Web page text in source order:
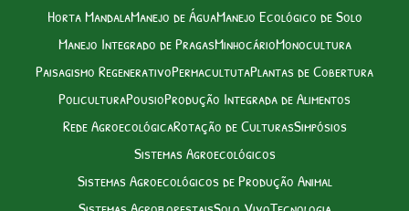
Horta MandalaManejo de ÁguaManejo Ecológico de Solo
Manejo Integrado de PragasMinhocárioMonocultura
Paisagismo RegenerativoPermacultutaPlantas de Cobertura
PoliculturaPousioProdução Integrada de Alimentos
Rede AgroecológicaRotação de CulturasSimpósios
Sistemas Agroecológicos
Sistemas Agroecológicos de Produção Animal